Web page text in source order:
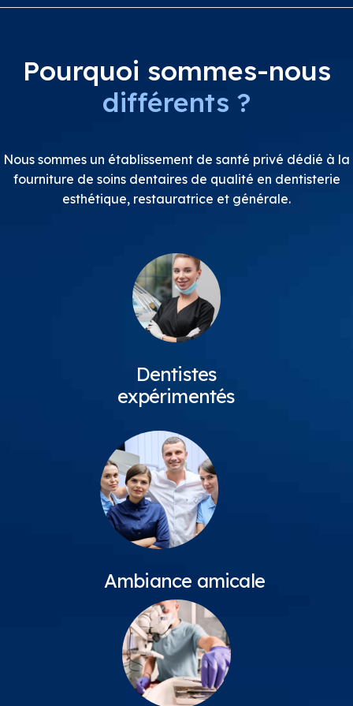
Pourquoi sommes-nous
différents ?
Nous sommes un établissement de santé privé dédié à la
fourniture de soins dentaires de qualité en dentisterie
esthétique, restauratrice et générale.
Dentistes
expérimentés
Ambiance amicale